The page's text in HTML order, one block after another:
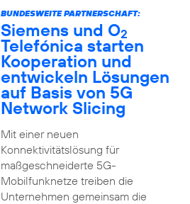
BUNDESWEITE PARTNERSCHAFT:
Siemens und O2
Telefónica starten
Kooperation und
entwickeln Lösungen
auf Basis von 5G
Network Slicing
Mit einer neuen
Konnektivitätslösung für
maßgeschneiderte 5G-
Mobilfunknetze treiben die
Unternehmen gemeinsam die